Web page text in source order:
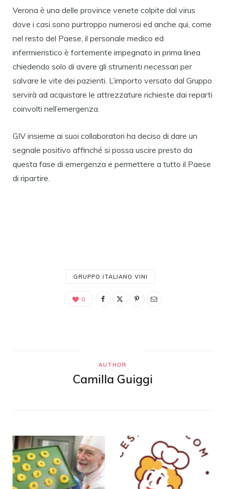
Verona è una delle province venete colpite dal virus
dove i casi sono purtroppo numerosi ed anche qui, come
nel resto del Paese, il personale medico ed
infermieristico è fortemente impegnato in prima linea
chiedendo solo di avere gli strumenti necessari per
salvare le vite dei pazienti. L’importo versato dal Gruppo
servirà ad acquistare le attrezzature richieste dai reparti
coinvolti nell’emergenza.
GIV insieme ai suoi collaboratori ha deciso di dare un
segnale positivo affinché si possa uscire presto da
questa fase di emergenza e permettere a tutto il Paese
di ripartire.
GRUPPO ITALIANO VINI
0
AUTHOR
Camilla Guiggi